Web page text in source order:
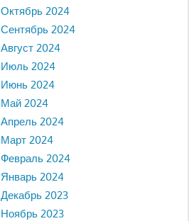
Октябрь 2024
Сентябрь 2024
Август 2024
Июль 2024
Июнь 2024
Май 2024
Апрель 2024
Март 2024
Февраль 2024
Январь 2024
Декабрь 2023
Ноябрь 2023